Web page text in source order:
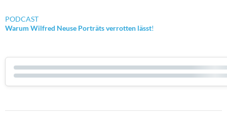
PODCAST
Warum Wilfred Neuse Porträts verrotten lässt!